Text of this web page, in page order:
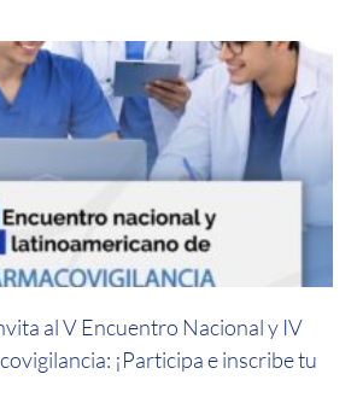
al V Encuentro Nacional y IV
¡Participa e inscribe tu